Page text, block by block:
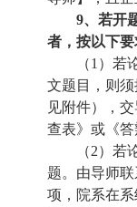
9、若开
者，按以下要
（1） 若
文题目，则
见附件），
查表》或《答
（2） 若
题。由导师
项，院系在